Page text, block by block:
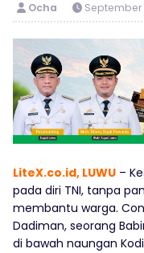
Ocha September
LiteX.co.id, LUWU –
pada diri TNI, tanpa
membantu warga.
Dadiman, seorang
di bawah naungan